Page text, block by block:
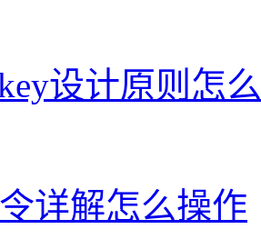
设计原则怎
详解怎么操作